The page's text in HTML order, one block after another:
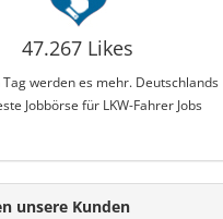
47.267 Likes
Tag werden es mehr. Deutschlands
Jobbörse für LKW-Fahrer Jobs
unsere Kunden